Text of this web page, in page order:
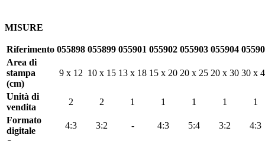
MISURE
Riferimento 055898 055899 055901 055902 055903 055904
Area di
stampa
(cm)
9 x 12 10 x 15 13 x 18 15 x 20 20 x 25 20 x 30 30 x
Unità di
vendita
2 2 1 1 1 1
1
Formato
digitale
4:3 3:2 - 4:3 5:4 3:2
4:3